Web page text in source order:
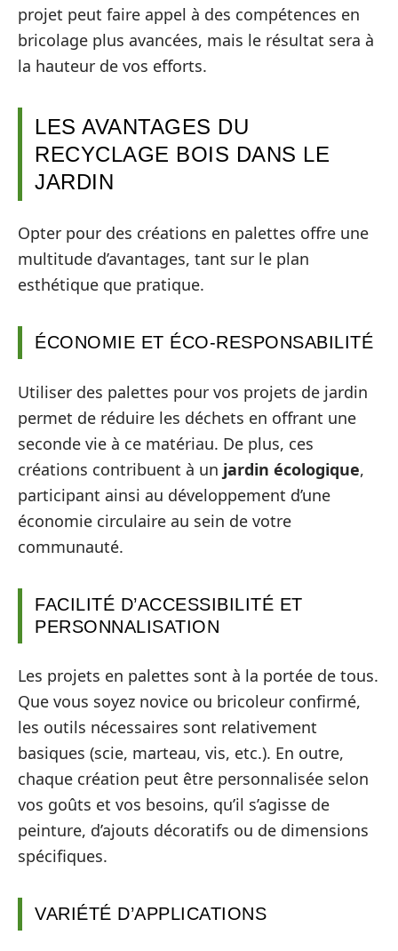
projet peut faire appel à des compétences en
bricolage plus avancées, mais le résultat sera à
la hauteur de vos efforts.
LES AVANTAGES DU
RECYCLAGE BOIS DANS LE
JARDIN
Opter pour des créations en palettes offre une
multitude d’avantages, tant sur le plan
esthétique que pratique.
ÉCONOMIE ET ÉCO-RESPONSABILITÉ
Utiliser des palettes pour vos projets de jardin
permet de réduire les déchets en offrant une
seconde vie à ce matériau. De plus, ces
créations contribuent à un jardin écologique,
participant ainsi au développement d’une
économie circulaire au sein de votre
communauté.
FACILITÉ D’ACCESSIBILITÉ ET
PERSONNALISATION
Les projets en palettes sont à la portée de tous.
Que vous soyez novice ou bricoleur confirmé,
les outils nécessaires sont relativement
basiques (scie, marteau, vis, etc.). En outre,
chaque création peut être personnalisée selon
vos goûts et vos besoins, qu’il s’agisse de
peinture, d’ajouts décoratifs ou de dimensions
spécifiques.
VARIÉTÉ D’APPLICATIONS